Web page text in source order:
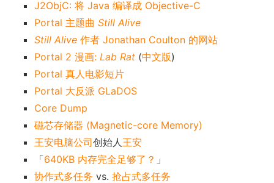
J2ObjC: 将 Java 编译成 Objective-C
Portal 主题曲 Still Alive
Still Alive 作者 Jonathan Coulton 的网站
Portal 2 漫画: Lab Rat (中文版)
Portal 真人电影短片
Portal 大反派 GLaDOS
Core Dump
磁芯存储器 (Magnetic-core Memory)
王安电脑公司创始人王安
「640KB 内存完全足够了？ 」
协作式多任务 vs. 抢占式多任务